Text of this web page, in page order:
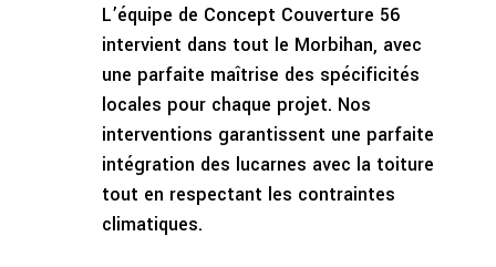
L’équipe de Concept Couverture 56
intervient dans tout le Morbihan, avec
une parfaite maîtrise des spécificités
locales pour chaque projet. Nos
interventions garantissent une parfaite
intégration des lucarnes avec la toiture
tout en respectant les contraintes
climatiques.